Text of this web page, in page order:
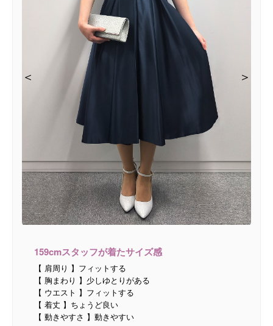
＜ ＞
＜ ＞
＜ ＞
＜ ＞
159cmスタッフが着たサイズ感
【 肩周り 】フィットする
【 胸まわり 】少しゆとりがある
【 ウエスト 】フィットする
【 着丈 】ちょうど良い
【 動きやすさ 】動きやすい